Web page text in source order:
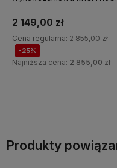
2 149,00 zł
Cena regularna: 2 855,00 zł
-25%
Najniższa cena: 2 855,00 zł
Produkty